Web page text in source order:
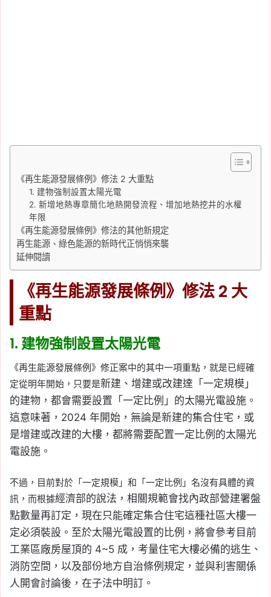
《再生能源發展條例》修法 2 大重點
1. 建物強制設置太陽光電
2. 新增地熱專章簡化地熱開發流程、增加地熱挖井的水權
年限
《再生能源發展條例》修法的其他新規定
再生能源、綠色能源的新時代正悄悄來襲
延伸閱讀
《再生能源發展條例》修法 2 大
重點
1. 建物強制設置太陽光電
《再生能源發展條例》修正案中的其中一項重點，就是已經確
定從明年開始，只要是新建、增建或改建達「一定規模」
的建物，都會需要設置「一定比例」的太陽光電設施。
這意味著，2024 年開始，無論是新建的集合住宅，或
是增建或改建的大樓，都將需要配置一定比例的太陽光
電設施。
不過，目前對於「一定規模」和「一定比例」名沒有具體的資
訊，而根據經濟部的說法，相關規範會找內政部營建署盤
點數量再訂定，現在只能確定集合住宅這種社區大樓一
定必須裝設。至於太陽光電設置的比例， 將會參考目前
工業區廠房屋頂的 4~5 成， 考量住宅大樓必備的逃生、
消防空間， 以及部份地方自治條例規定，並與利害關係
人開會討論後，在子法中明訂。